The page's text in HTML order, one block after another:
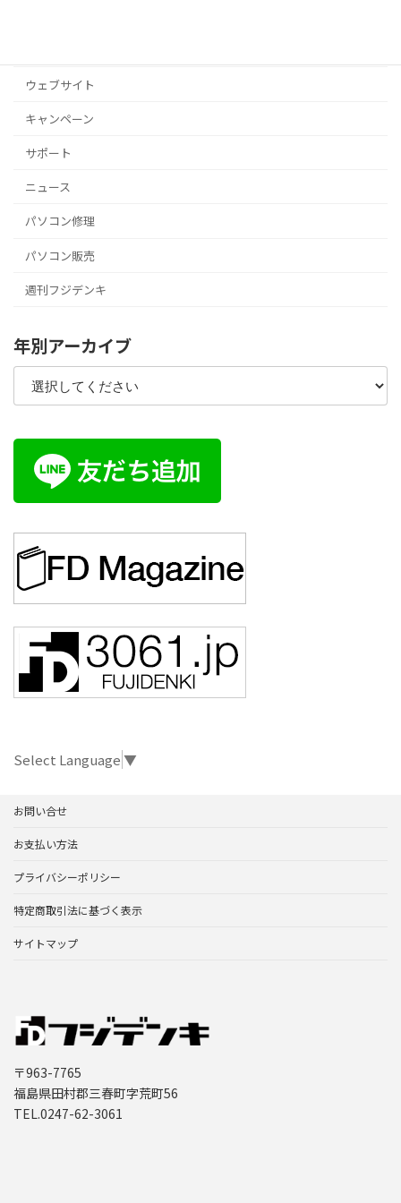
ウェブサイト
キャンペーン
サポート
ニュース
パソコン修理
パソコン販売
週刊フジデンキ
年別アーカイブ
Select Language▼
お問い合せ
お支払い方法
プライバシーポリシー
特定商取引法に基づく表示
サイトマップ
〒963-7765
福島県田村郡三春町字荒町56
TEL.0247-62-3061